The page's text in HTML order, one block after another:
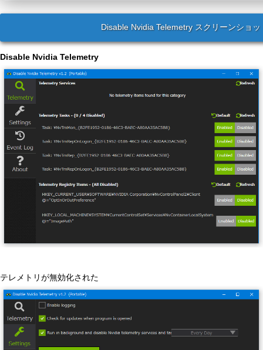
Disable Nvidia Telemetry スクリーンショッ
Disable Nvidia Telemetry
テレメトリが無効化された